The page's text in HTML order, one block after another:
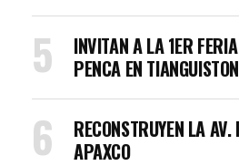
INVITAN A LA 1ER
PENCA EN
RECONSTRUYEN LA
APAXCO